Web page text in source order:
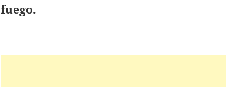
fuego.